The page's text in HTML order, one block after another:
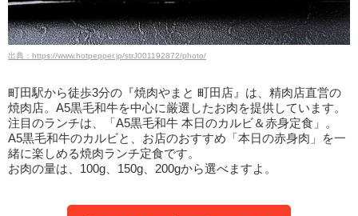
出典：https://www.hotpepper.jp/strJ001192872/photo/
町田駅から徒歩3分の『焼肉やまと 町田店』は、精肉店直営の
焼肉店。A5黒毛和牛を中心に厳選したお肉を提供しています。
注目のランチは、「A5黒毛和牛 本日のカルビ＆赤身定食」。
A5黒毛和牛のカルビと、お店のおすすめ「本日の赤身肉」を一
緒に楽しめる焼肉ランチ定食です。
お肉の量は、100g、150g、200gから選べますよ。